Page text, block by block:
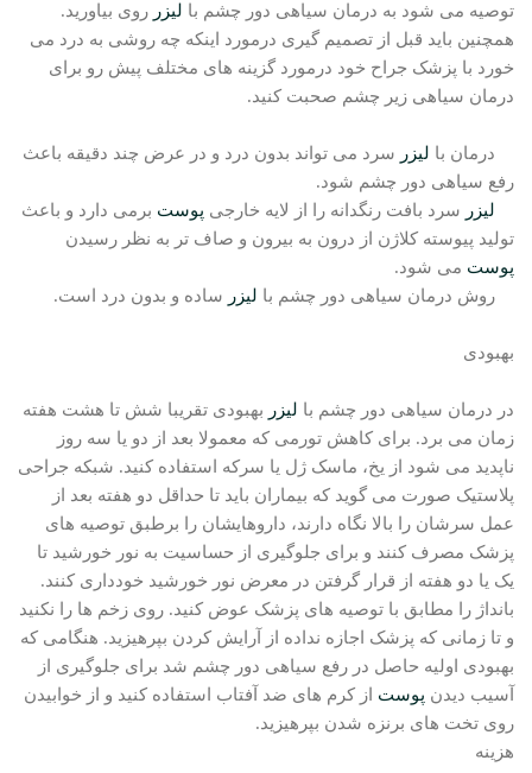
توصیه می شود به درمان سیاهی دور چشم با لیزر روی بیاورید.
همچنین باید قبل از تصمیم گیری درمورد اینکه چه روشی به درد می
خورد با پزشک جراح خود درمورد گزینه های مختلف پیش رو برای
درمان سیاهی زیر چشم صحبت کنید.
درمان با لیزر سرد می تواند بدون درد و در عرض چند دقیقه باعث
رفع سیاهی دور چشم شود.
لیزر سرد بافت رنگدانه را از لایه خارجی پوست برمی دارد و باعث
تولید پیوسته کلاژن از درون به بیرون و صاف تر به نظر رسیدن
پوست می شود.
روش درمان سیاهی دور چشم با لیزر ساده و بدون درد است.
بهبودی
در درمان سیاهی دور چشم با لیزر بهبودی تقریبا شش تا هشت هفته
زمان می برد. برای کاهش تورمی که معمولا بعد از دو یا سه روز
ناپدید می شود از یخ، ماسک ژل یا سرکه استفاده کنید. شبکه جراحی
پلاستیک صورت می گوید که بیماران باید تا حداقل دو هفته بعد از
عمل سرشان را بالا نگاه دارند، داروهایشان را برطبق توصیه های
پزشک مصرف کنند و برای جلوگیری از حساسیت به نور خورشید تا
یک یا دو هفته از قرار گرفتن در معرض نور خورشید خودداری کنند.
بانداژ را مطابق با توصیه های پزشک عوض کنید. روی زخم ها را نکنید
و تا زمانی که پزشک اجازه نداده از آرایش کردن بپرهیزید. هنگامی که
بهبودی اولیه حاصل در رفع سیاهی دور چشم شد برای جلوگیری از
آسیب دیدن پوست از کرم های ضد آفتاب استفاده کنید و از خوابیدن
روی تخت های برنزه شدن بپرهیزید.
هزینه